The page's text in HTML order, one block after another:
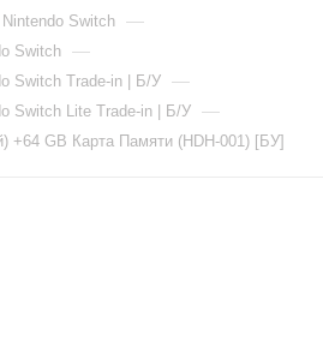
Nintendo Switch —
Switch —
Switch Trade-in | Б/У —
Switch Lite Trade-in | Б/У —
+64 GB Карта Памяти (HDH-001) [БУ]